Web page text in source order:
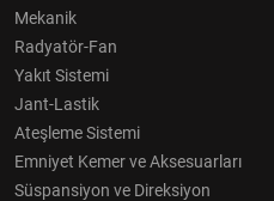
Mekanik
Radyatör-Fan
Yakıt Sistemi
Jant-Lastik
Ateşleme Sistemi
Emniyet Kemer ve Aksesuarları
Süspansiyon ve Direksiyon